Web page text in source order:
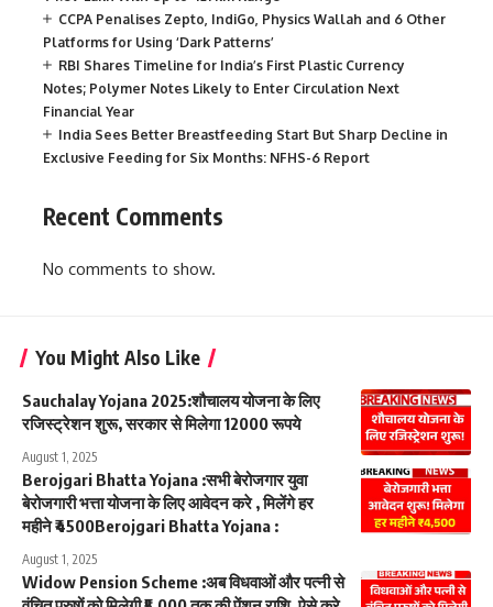
CCPA Penalises Zepto, IndiGo, Physics Wallah and 6 Other
Platforms for Using ‘Dark Patterns’
RBI Shares Timeline for India’s First Plastic Currency
Notes; Polymer Notes Likely to Enter Circulation Next
Financial Year
India Sees Better Breastfeeding Start But Sharp Decline in
Exclusive Feeding for Six Months: NFHS-6 Report
Recent Comments
No comments to show.
You Might Also Like
Sauchalay Yojana 2025:शौचालय योजना के लिए
रजिस्ट्रेशन शुरू, सरकार से मिलेगा 12000 रूपये
August 1, 2025
Berojgari Bhatta Yojana :सभी बेरोजगार युवा
बेरोजगारी भत्ता योजना के लिए आवेदन करे , मिलेंगे हर
महीने ₹4500Berojgari Bhatta Yojana :
August 1, 2025
Widow Pension Scheme :अब विधवाओं और पत्नी से